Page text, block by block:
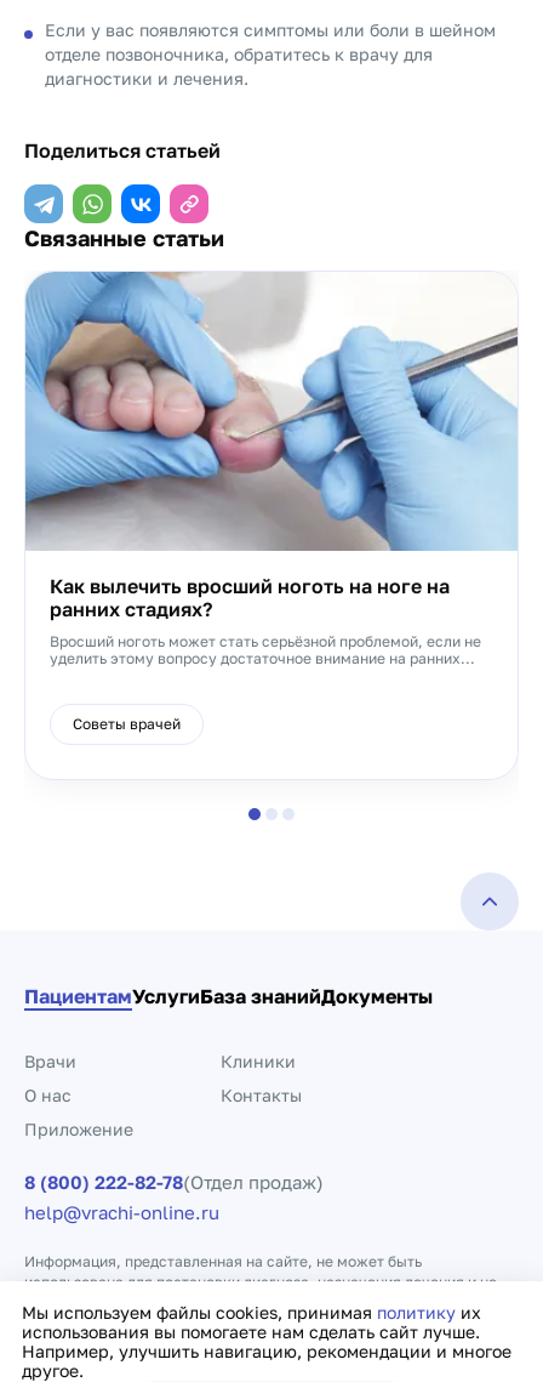
Если у вас появляются симптомы или боли в шейном
отделе позвоночника, обратитесь к врачу для
диагностики и лечения.
Поделиться статьей
Связанные статьи
Как вылечить вросший ноготь на ноге на
ранних стадиях?
Вросший ноготь может стать серьёзной проблемой, если не
уделить этому вопросу достаточное внимание на ранних...
Советы врачей
Мы используем файлы cookies, принимая политику их
использования вы помогаете нам сделать сайт лучше.
Например, улучшить навигацию, рекомендации и многое
другое.
ПациентамУслугиБаза знанийДокументы
Врачи
Клиники
О нас
Контакты
Приложение
8 (800) 222-82-78(Отдел продаж)
help@vrachi-online.ru
Информация, представленная на сайте, не может быть
использована для постановки диагноза, назначения лечения и не
заменяет прием врача.
Политика конфиденциальности Договор оферты